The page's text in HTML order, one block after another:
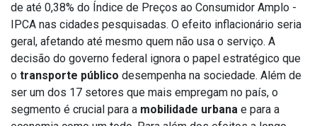
de até 0,38% do Índice de Preços ao Consumidor Amplo -
IPCA nas cidades pesquisadas. O efeito inflacionário seria
geral, afetando até mesmo quem não usa o serviço. A
decisão do governo federal ignora o papel estratégico que
o transporte público desempenha na sociedade. Além de
ser um dos 17 setores que mais empregam no país, o
segmento é crucial para a mobilidade urbana e para a